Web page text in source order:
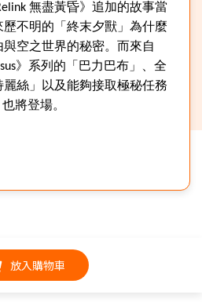
無盡黃昏》追加的故事當
不明的「終末夕獸」為什麼
空之世界的秘密。而來自
》系列的「巴力巴布」、全
絲」以及能夠接取極秘任務
也將登場。
放入購物車